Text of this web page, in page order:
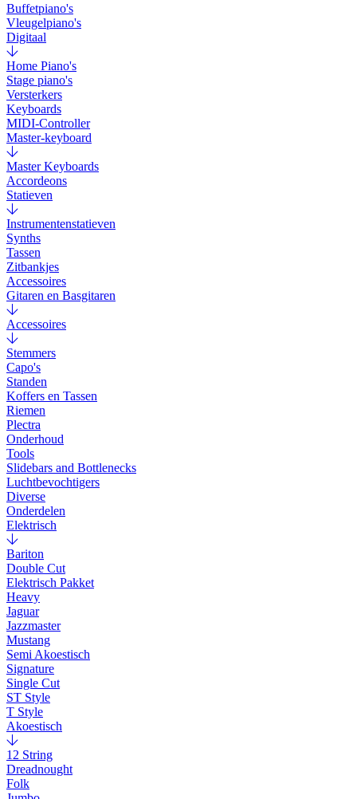
Buffetpiano's
Vleugelpiano's
Digitaal
Home Piano's
Stage piano's
Versterkers
Keyboards
MIDI-Controller
Master-keyboard
Master Keyboards
Accordeons
Statieven
Instrumentenstatieven
Synths
Tassen
Zitbankjes
Accessoires
Gitaren en Basgitaren
Accessoires
Stemmers
Capo's
Standen
Koffers en Tassen
Riemen
Plectra
Onderhoud
Tools
Slidebars and Bottlenecks
Luchtbevochtigers
Diverse
Onderdelen
Elektrisch
Bariton
Double Cut
Elektrisch Pakket
Heavy
Jaguar
Jazzmaster
Mustang
Semi Akoestisch
Signature
Single Cut
ST Style
T Style
Akoestisch
12 String
Dreadnought
Folk